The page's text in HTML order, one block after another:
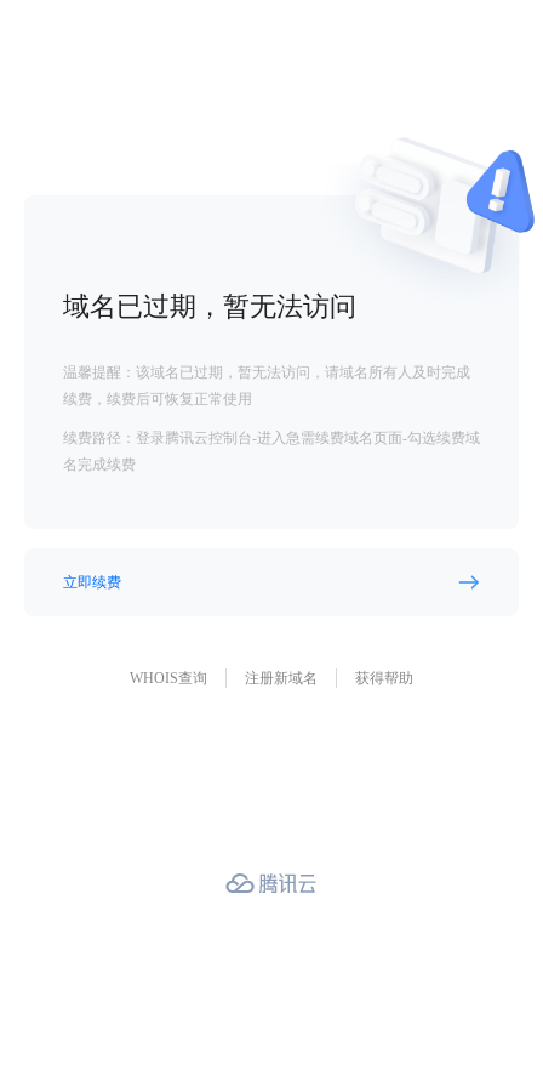
域名已过期，暂无法访问
温馨提醒：该域名已过期，暂无法访问，请域名所有人及时完成
续费，续费后可恢复正常使用
续费路径：登录腾讯云控制台-进入急需续费域名页面-勾选续费域
名完成续费
立即续费
WHOIS查询 注册新域名 获得帮助